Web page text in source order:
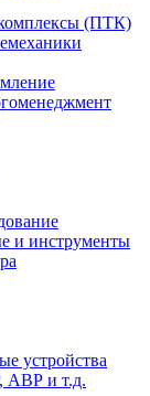
(ПТК)
и инструменты
устройства
и т.д.